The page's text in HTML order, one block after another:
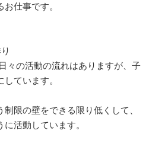
仕事です。
々の活動の流れはありますが、子
ています。
制限の壁をできる限り低くして、
活動しています。